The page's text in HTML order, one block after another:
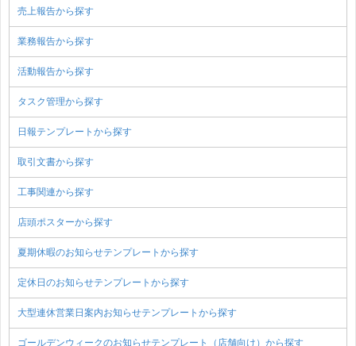
売上報告から探す
業務報告から探す
活動報告から探す
タスク管理から探す
日報テンプレートから探す
取引文書から探す
工事関連から探す
店頭ポスターから探す
夏期休暇のお知らせテンプレートから探す
定休日のお知らせテンプレートから探す
大型連休営業日案内お知らせテンプレートから探す
ゴールデンウィークのお知らせテンプレート（店舗向け）から探す